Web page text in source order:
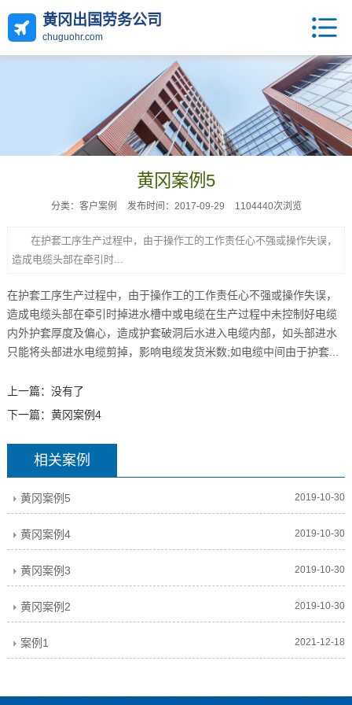
黄冈出国劳务公司
chuguohr.com
黄冈案例5
分类：客户案例 发布时间：2017-09-29 1104440次浏览
在护套工序生产过程中，由于操作工的工作责任心不强或操作失误，
造成电缆头部在牵引时...
在护套工序生产过程中，由于操作工的工作责任心不强或操作失误，
造成电缆头部在牵引时掉进水槽中或电缆在生产过程中未控制好电缆
内外护套厚度及偏心，造成护套破洞后水进入电缆内部，如头部进水
只能将头部进水电缆剪掉，影响电缆发货米数;如电缆中间由于护套...
上一篇：没有了
下一篇： 黄冈案例4
相关案例
黄冈案例5 2019-10-30
黄冈案例4 2019-10-30
黄冈案例3 2019-10-30
黄冈案例2 2019-10-30
案例1 2021-12-18